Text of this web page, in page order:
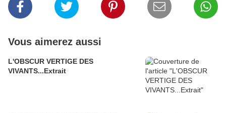
Vous aimerez aussi
L'OBSCUR VERTIGE DES
VIVANTS...Extrait